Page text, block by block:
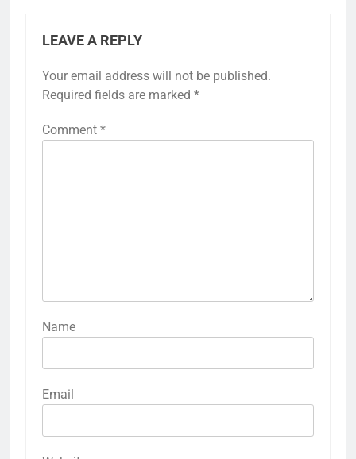
LEAVE A REPLY
Your email address will not be published.
Required fields are marked *
Comment *
Name
Email